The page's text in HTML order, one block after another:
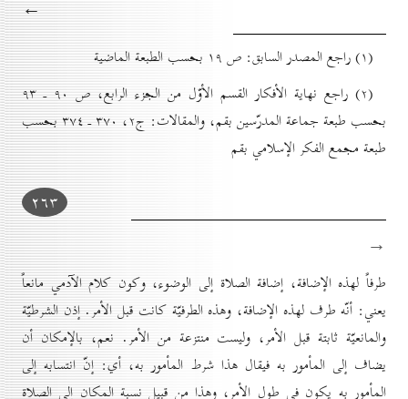
←
(۱) راجع المصدر السابق: ص ۱۹ بحسب الطبعة الماضية
(۲) راجع نهاية الأفكار القسم الأوّل من الجزء الرابع، ص ۹٠ ـ ۹۳
بحسب طبعة جماعة المدرّسين بقم، والمقالات: ج۲، ۳۷٠ ـ ۳۷٤ بحسب
طبعة مجمع الفكر الإسلامي بقم
۲٦۳
→
طرفاً لهذه الإضافة، إضافة الصلاة إلى الوضوء، وكون كلام الآدمي مانعاً
يعني: أنّه طرف لهذه الإضافة، وهذه الطرفيّة كانت قبل الأمر. إذن الشرطيّة
والمانعيّة ثابتة قبل الأمر، وليست منتزعة من الأمر. نعم، بالإمكان أن
يضاف إلى المأمور به فيقال هذا شرط المأمور به، أي: إنّ انتسابه إلى
المأمور به يكون في طول الأمر، وهذا من قبيل نسبة المكان إلى الصلاة